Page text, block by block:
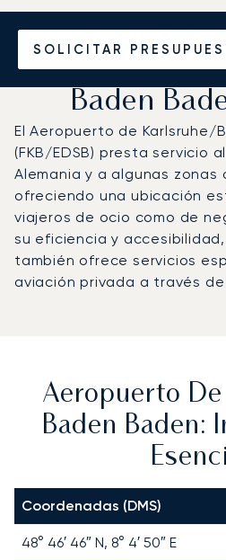
SOLICITAR
Vuele en Jet
Aeropuerto
Baden
El Aeropuerto de Karlsruhe/
(FKB/EDSB) presta servicio
Alemania y a algunas zonas
ofreciendo una ubicación
viajeros de ocio como de
su eficiencia y
también ofrece servicios
aviación privada a través
Aeropuerto
Baden Baden:
Coordenadas (DMS)
48° 46′ 46″ N, 8° 4′ 50″ E